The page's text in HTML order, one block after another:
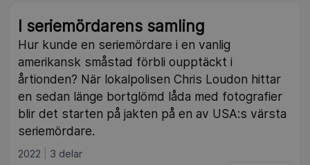
I seriemördarens samling
Hur kunde en seriemördare i en vanlig
amerikansk småstad förbli oupptäckt i
årtionden? När lokalpolisen Chris Loudon hittar
en sedan länge bortglömd låda med fotografier
blir det starten på jakten på en av USA:s värsta
seriemördare.
2022 3 delar